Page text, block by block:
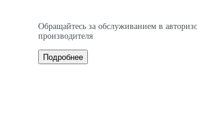
Обращайтесь за обслуживанием в
производителя
Подробнее